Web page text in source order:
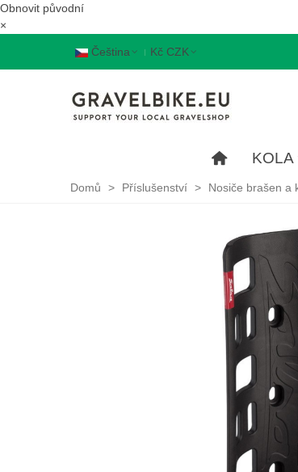
Obnovit původní
×
Čeština Kč CZK
KOLA
Domů > Příslušenství > Nosiče brašen a